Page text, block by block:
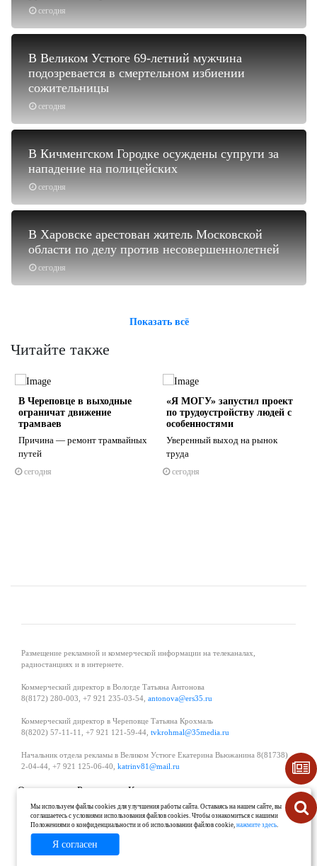
сегодня
сегодня
В Великом Устюге 69-летний мужчина
подозревается в смертельном избиении
сожительницы
сегодня
В Кичменгском Городке осуждены супруги за
нападение на полицейских
сегодня
В Харовске арестован житель Московской
области по делу против несовершеннолетней
Показать всё
Читайте также
В Череповце в выходные
ограничат движение
трамваев
Причина — ремонт трамвайных
путей
сегодня
«Я МОГУ» запустил проект
по трудоустройству людей с
особенностями
Уверенный выход на рынок
труда
сегодня
Размещение рекламной и коммерческой информации на телеканалах,
радиостанциях и в интернете.
Коммерческий директор в Вологде Татьяна Антонова
8(8172) 280-003, +7 921 235-03-54, antonova@ers35.ru
Коммерческий директор в Череповце Татьяна Крохмаль
8(8202) 57-11-11, +7 921 121-59-44, tvkrohmal@35media.ru
Начальник отдела рекламы в Великом Устюге Екатерина Вьюжанина 8(81738)
2-04-44, +7 921 125-06-40, katrinv81@mail.ru
О проекте Реклама
Контакты
Политика в области обработки и защиты персональных данных
Мы используем файлы cookies для улучшения работы сайта. Оставаясь на нашем сайте, вы
соглашаетесь с условиями использования файлов cookies. Чтобы ознакомиться с нашими
Положениями о конфиденциальности и об использовании файлов cookie,нажмите здесь.
Я согласен